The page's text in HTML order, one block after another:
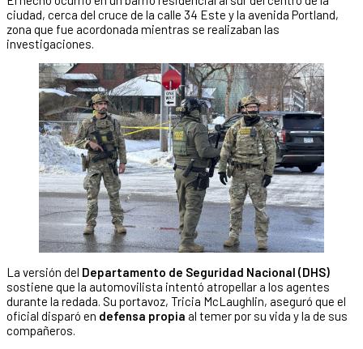
ciudad, cerca del cruce de la calle 34 Este y la avenida Portland,
zona que fue acordonada mientras se realizaban las
investigaciones.
La versión del Departamento de Seguridad Nacional (DHS)
sostiene que la automovilista intentó atropellar a los agentes
durante la redada. Su portavoz, Tricia McLaughlin, aseguró que el
oficial disparó en defensa propia al temer por su vida y la de sus
compañeros.